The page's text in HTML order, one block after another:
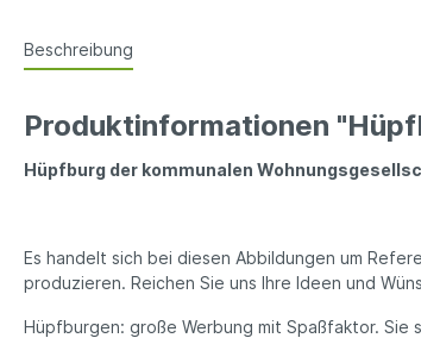
Beschreibung
Produktinformationen
Hüpfburg der kommunalen
Es handelt sich bei diesen Abbildungen um
produzieren. Reichen Sie uns Ihre Ideen und
Hüpfburgen: große Werbung mit Spaßfaktor. Sie